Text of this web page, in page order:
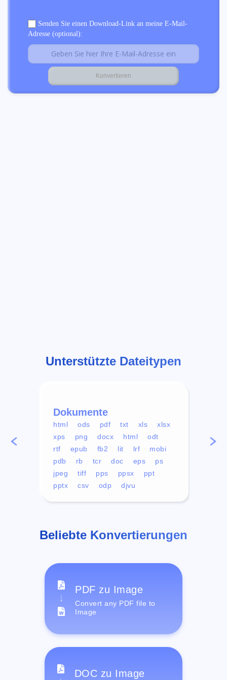
Senden Sie einen Download-Link an meine E-Mail-
Adresse (optional):
Unterstützte Dateitypen
Dokumente
html ods pdf txt xls
xlsx
xps
png docx html
odt
rtf
epub fb2 lit lrf
mobi
pdb
rb tcr doc eps
ps
jpeg
tiff pps ppsx
ppt
pptx
csv odp djvu
mp4
Beliebte Konvertierungen
PDF zu Image
Convert any PDF file to
Image
DOC zu Image